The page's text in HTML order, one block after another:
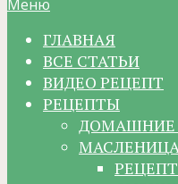
Меню
ГЛАВНАЯ
ВСЕ СТАТЬИ
ВИДЕО РЕЦЕПТ
РЕЦЕПТЫ
ДОМАШНИЕ